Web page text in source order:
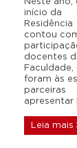
início da
Residência
contou
docentes
Faculdade,
foram às
parceiras
apresentar
Leia mais